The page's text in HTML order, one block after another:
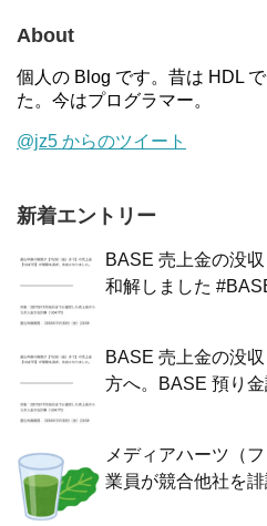
About
個人の Blog です。昔は HDL
た。今はプログラマー。
@jz5 からのツイート
新着エントリー
BASE 売上金の没
和解しました
BASE 売上金の没
方へ。BASE 預り
メディアハーツ（
業員が競合他社を